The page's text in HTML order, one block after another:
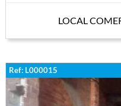
LOCAL
Ref: L000015